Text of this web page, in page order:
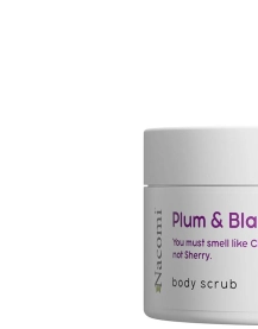
Al crear una cuenta
rápidamente, revisar
ESPAÑOL
colori